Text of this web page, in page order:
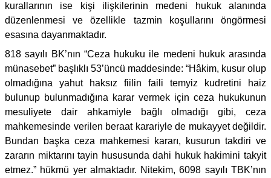
kurallarının ise kişi ilişkilerinin medeni hukuk alanında
düzenlenmesi ve özellikle tazmin koşullarını öngörmesi
esasına dayanmaktadır.
818 sayılı BK’nın “Ceza hukuku ile medeni hukuk arasında
münasebet” başlıklı 53’üncü maddesinde: “Hâkim, kusur olup
olmadığına yahut haksız fiilin faili temyiz kudretini haiz
bulunup bulunmadığına karar vermek için ceza hukukunun
mesuliyete dair ahkamiyle bağlı olmadığı gibi, ceza
mahkemesinde verilen beraat karariyle de mukayyet değildir.
Bundan başka ceza mahkemesi kararı, kusurun takdiri ve
zararın miktarını tayin hususunda dahi hukuk hakimini takyit
etmez.” hükmü yer almaktadır. Nitekim, 6098 sayılı TBK’nın